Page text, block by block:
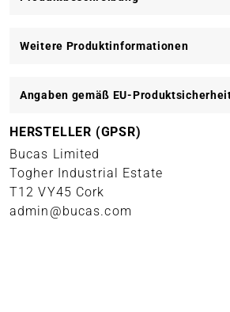
Weitere Produktinformationen
Angaben gemäß EU-
HERSTELLER (GPSR)
Bucas Limited
Togher Industrial Estate
T12 VY45 Cork
admin@bucas.com